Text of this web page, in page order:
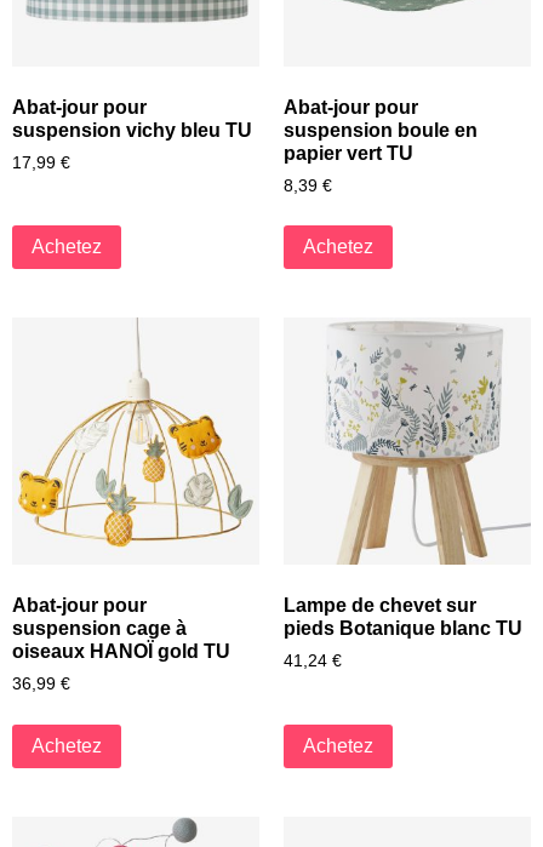
Abat-jour pour
suspension vichy bleu TU
17,99 €
Achetez
Abat-jour pour
suspension boule en
papier vert TU
8,39 €
Achetez
Abat-jour pour
suspension cage à
oiseaux HANOÏ gold TU
36,99 €
Achetez
Lampe de chevet sur
pieds Botanique blanc TU
41,24 €
Achetez